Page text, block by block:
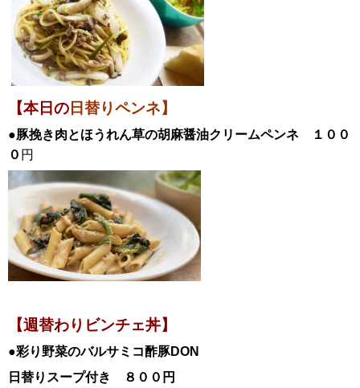
【本日の 日替りペンネ】
●豚挽き肉とほうれん草の胡麻醤油クリームペンネ １００
０ 円
【週替わりビンチェ丼】
●彩り野菜のバルサミコ酢豚DON
日替りスープ付き ８００円